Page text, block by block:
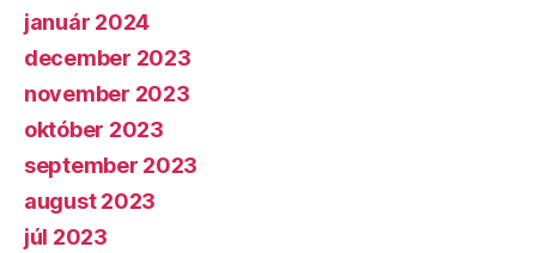
január 2024
december 2023
november 2023
október 2023
september 2023
august 2023
júl 2023